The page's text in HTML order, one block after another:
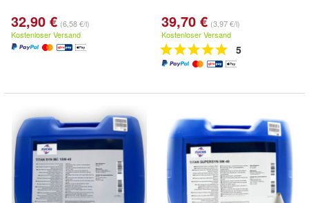
32,90 € (6,58 €/l)
Kostenloser Versand
39,70 € (3,97 €/l)
Kostenloser Versand
5